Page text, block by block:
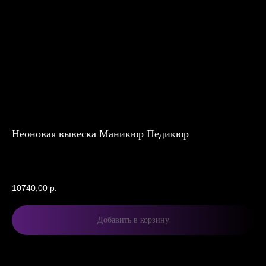
Неоновая вывеска Маникюр Педикюр
10740,00 р.
Добавить в корзину